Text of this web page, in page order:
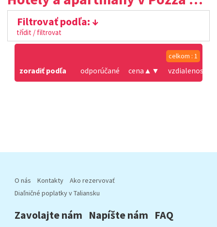
Filtrovať podľa:
třídit / filtrovat
celkom : 1
zoradiť podľa odporúčané cena ▲ ▼ vzdialenosť
O nás Kontakty
Ako rezervovať
Diaľničné poplatky v Taliansku
Zavolajte nám Napíšte nám FAQ